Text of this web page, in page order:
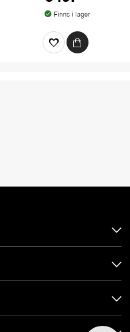
Finns i lager